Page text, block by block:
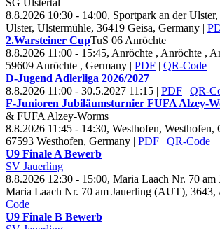
SG Ulstertal
8.8.2026 10:30 - 14:00, Sportpark an der
Ulster, Ulstermühle, 36419 Geisa, Germany |
2.Warsteiner CupTuS 06 Anröchte
8.8.2026 11:00 - 15:45, Anröchte , Anröchte ,
59609 Anröchte , Germany | PDF | QR-Code
D-Jugend Adlerliga 2026/2027
8.8.2026 11:00 - 30.5.2027 11:15 | PDF | QR-
F-Junioren Jubiläumsturnier FUFA Alzey-
& FUFA Alzey-Worms
8.8.2026 11:45 - 14:30, Westhofen, Westhofen,
67593 Westhofen, Germany | PDF | QR-Code
U9 Finale A Bewerb
SV Jauerling
8.8.2026 12:30 - 15:00, Maria Laach Nr. 70 am
Maria Laach Nr. 70 am Jauerling (AUT), 3643,
Code
U9 Finale B Bewerb